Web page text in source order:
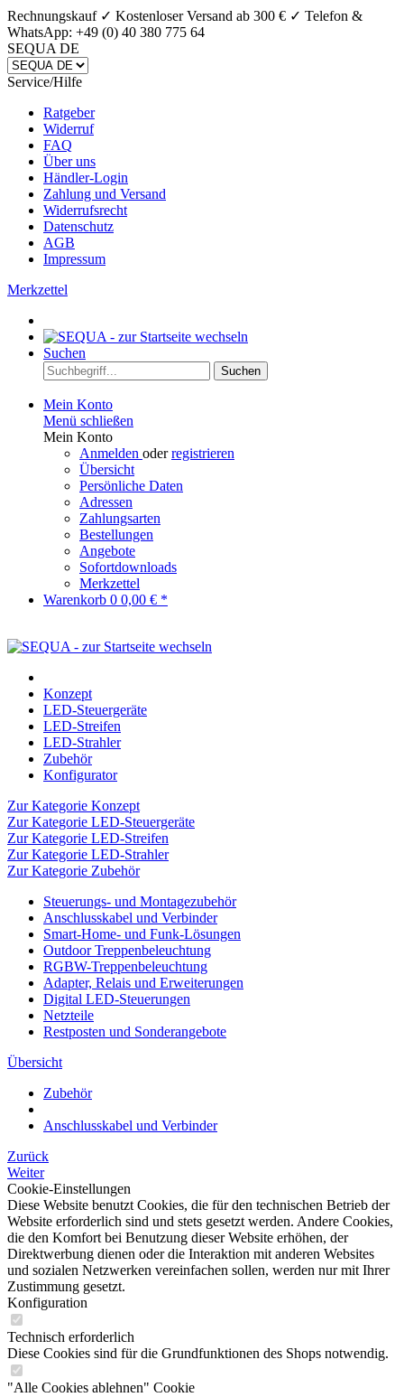
Rechnungskauf ✓ Kostenloser Versand ab 300 € ✓ Telefon &
WhatsApp: +49 (0) 40 380 775 64
SEQUA DE
Service/Hilfe
Ratgeber
Widerruf
FAQ
Über uns
Händler-Login
Zahlung und Versand
Widerrufsrecht
Datenschutz
AGB
Impressum
Merkzettel
Suchen
Suchen
Mein Konto
Menü schließen
Mein Konto
Anmelden oderregistrieren
Übersicht
Persönliche Daten
Adressen
Zahlungsarten
Bestellungen
Angebote
Sofortdownloads
Merkzettel
Warenkorb 0 0,00 € *
Konzept
LED-Steuergeräte
LED-Streifen
LED-Strahler
Zubehör
Konfigurator
Zur Kategorie Konzept
Zur Kategorie LED-Steuergeräte
Zur Kategorie LED-Streifen
Zur Kategorie LED-Strahler
Zur Kategorie Zubehör
Steuerungs- und Montagezubehör
Anschlusskabel und Verbinder
Smart-Home- und Funk-Lösungen
Outdoor Treppenbeleuchtung
RGBW-Treppenbeleuchtung
Adapter, Relais und Erweiterungen
Digital LED-Steuerungen
Netzteile
Restposten und Sonderangebote
Übersicht
Zubehör
Anschlusskabel und Verbinder
Zurück
Weiter
Cookie-Einstellungen
Diese Website benutzt Cookies, die für den technischen Betrieb der
Website erforderlich sind und stets gesetzt werden. Andere Cookies,
die den Komfort bei Benutzung dieser Website erhöhen, der
Direktwerbung dienen oder die Interaktion mit anderen Websites
und sozialen Netzwerken vereinfachen sollen, werden nur mit Ihrer
Zustimmung gesetzt.
Konfiguration
Technisch erforderlich
Diese Cookies sind für die Grundfunktionen des Shops notwendig.
"Alle Cookies ablehnen" Cookie